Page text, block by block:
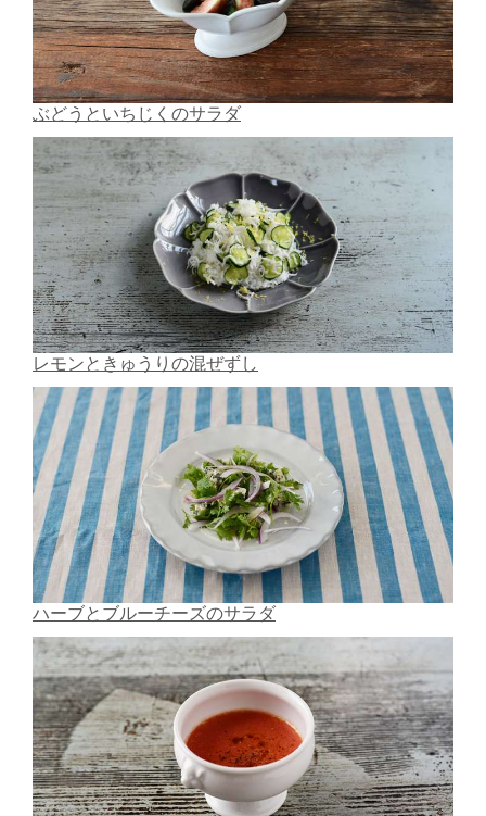
ぶどうといちじくのサラダ
レモンときゅうりの混ぜずし
ハーブとブルーチーズのサラダ